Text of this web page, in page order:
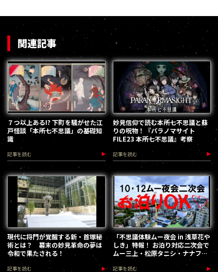
関連記事
７つ以上ある!? 下町を騒がせた江
戸怪談「本所七不思議」の基礎知
識
記事を読む
妙見信仰で読む本所七不思議と蘇
りの呪物！『パラノマサイト
FILE23 本所七不思議』考察
記事を読む
現代に将門が覚醒する新・首塚秘
術とは？ 幕末の妙見革命の夢は
令和で果たされる！
記事を読む
「不思議体験ムー夜会 in 浅草花や
しき」特報！ お泊り対応二次会で
ムー三上・松原タニシ・ナナフシ
ギ吉田猛々と不思議共有トーク
記事を読む